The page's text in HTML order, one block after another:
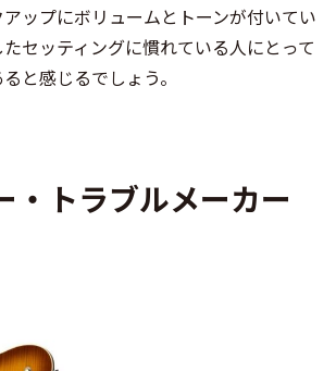
ップにボリュームとトーンが付いてい
セッティングに慣れている人にとって
と感じるでしょう。
・トラブルメーカー